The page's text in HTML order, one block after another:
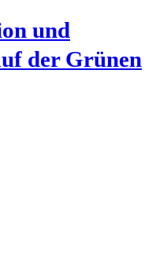
und
der Grü­nen